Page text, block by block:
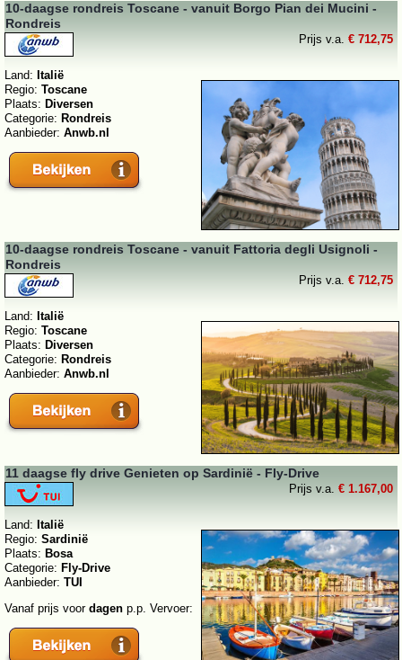
10-daagse rondreis Toscane - vanuit Borgo Pian dei Mucini -
Rondreis
Prijs v.a. € 712,75
Land: Italië
Regio: Toscane
Plaats: Diversen
Categorie: Rondreis
Aanbieder: Anwb.nl
10-daagse rondreis Toscane - vanuit Fattoria degli Usignoli -
Rondreis
Prijs v.a. € 712,75
Land: Italië
Regio: Toscane
Plaats: Diversen
Categorie: Rondreis
Aanbieder: Anwb.nl
11 daagse fly drive Genieten op Sardinië - Fly-Drive
Prijs v.a. € 1.167,00
Land: Italië
Regio: Sardinië
Plaats: Bosa
Categorie: Fly-Drive
Aanbieder: TUI
Vanaf prijs voor dagen p.p. Vervoer: